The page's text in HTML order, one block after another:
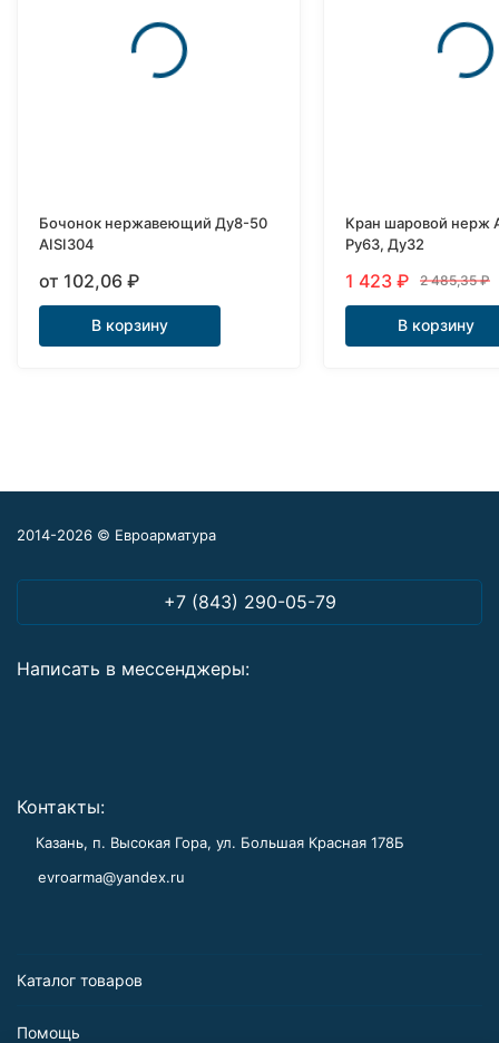
Бочонок нержавеющий Ду8-50
AISI304
от 102,06 ₽
В корзину
Кран шаровой нерж
Ру63, Ду32
1 423 ₽ 2 485,35₽
В корзину
2014-2026 © Евроарматура
+7 (843) 290-05-79
Написать в мессенджеры:
Контакты:
Казань, п. Высокая Гора, ул. Большая Красная 178Б
evroarma@yandex.ru
Каталог товаров
Помощь